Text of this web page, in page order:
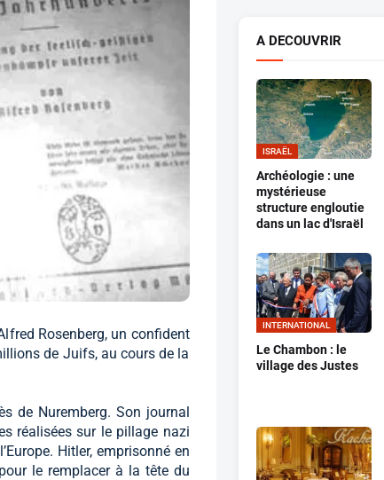
Rosenberg, un confident
de Juifs, au cours de la
de Nuremberg. Son journal
réalisées sur le pillage nazi
Hitler, emprisonné en
le remplacer à la tête du
A DECOUVRIR
ISRAËL
Archéologie : une
mystérieuse
structure engloutie
dans un lac d'Israël
INTERNATIONAL
Le Chambon : le
village des Justes